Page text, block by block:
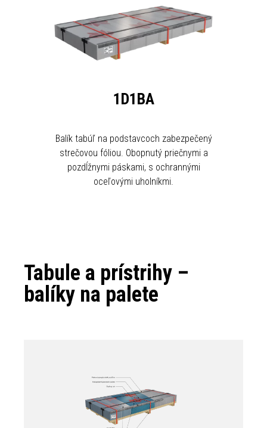
1D1BA
Balík tabúľ na podstavcoch zabezpečený
strečovou fóliou. Obopnutý priečnymi a
pozdĺžnymi páskami, s ochrannými
oceľovými uholníkmi.
Tabule a prístrihy –
balíky na palete